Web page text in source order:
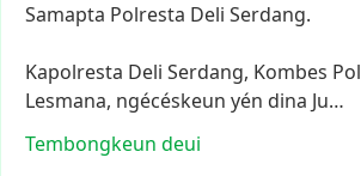
Samapta Polresta Deli Serdang.
Kapolresta Deli Serdang, Kombes Pol
Lesmana, ngécéskeun yén dina Ju…
Tembongkeun deui